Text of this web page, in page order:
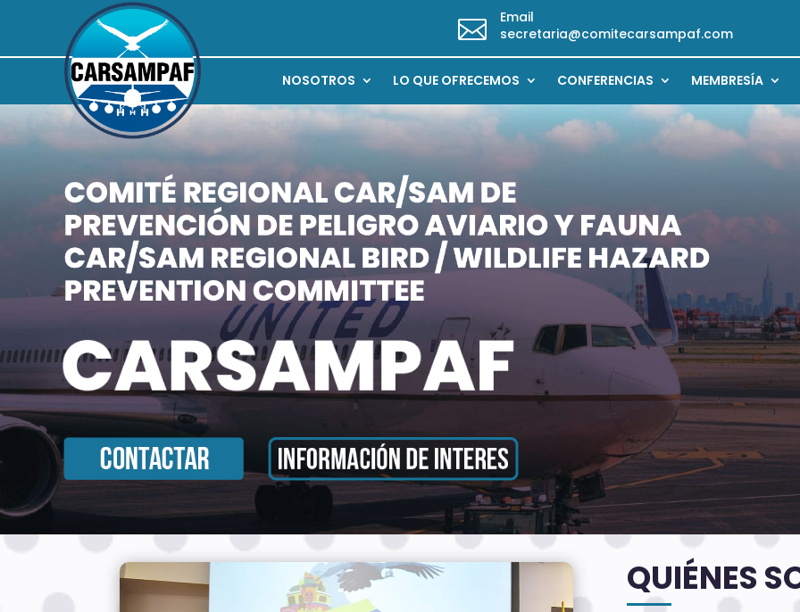

Email
secretaria@comitecarsampaf.com
NOSOTROS LO QUE OFRECEMOS CONFERENCIAS MEMBRESÍA
QUIÉNES